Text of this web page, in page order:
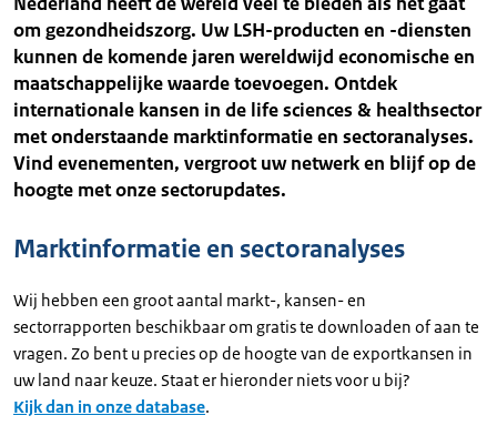
om gezondheidszorg. Uw LSH-producten en -diensten
kunnen de komende jaren wereldwijd economische en
maatschappelijke waarde toevoegen. Ontdek
internationale kansen in de life sciences & healthsector
met onderstaande marktinformatie en sectoranalyses.
Vind evenementen, vergroot uw netwerk en blijf op de
hoogte met onze sectorupdates.
Marktinformatie en sectoranalyses
Wij hebben een groot aantal markt-, kansen- en
sectorrapporten beschikbaar om gratis te downloaden of aan te
vragen. Zo bent u precies op de hoogte van de exportkansen in
uw land naar keuze. Staat er hieronder niets voor u bij?
Kijk dan in onze database.